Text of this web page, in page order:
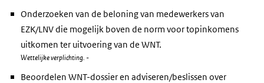
Onderzoeken van de beloning van medewerkers van
EZK/LNV die mogelijk boven de norm voor topinkomens
uitkomen ter uitvoering van de WNT.
Wettelijke verplichting. -
Beoordelen WNT-dossier en adviseren/beslissen over